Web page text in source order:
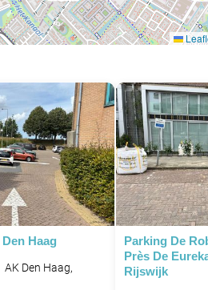
Haag
AK Den Haag,
Parking De
Près De
Rijswijk